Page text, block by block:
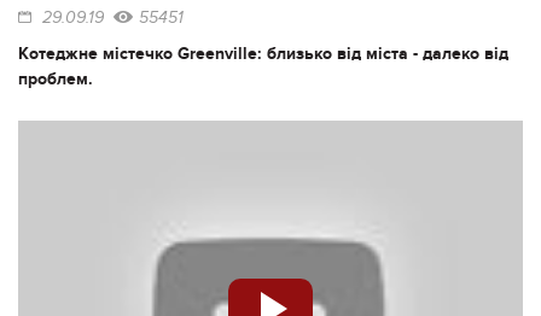
29.09.19 55451
Котеджне містечко Greenville: близько від міста - далеко від
проблем.